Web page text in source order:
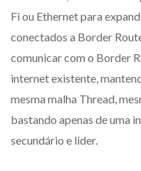
Fi ou Ethernet para
conectados a Border
comunicar com o Border
internet existente,
mesma malha Thread,
bastando apenas de uma
secundário e líder.